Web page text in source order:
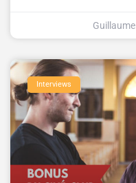
Guillaume
Interviews